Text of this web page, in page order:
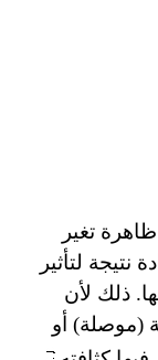
تغير
نتيجة لتأثير
ذلك لأن
(موصلة) أو